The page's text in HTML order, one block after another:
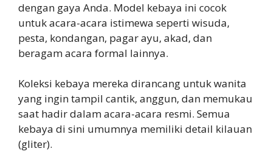
dengan gaya Anda. Model kebaya ini cocok
untuk acara-acara istimewa seperti wisuda,
pesta, kondangan, pagar ayu, akad, dan
beragam acara formal lainnya.
Koleksi kebaya mereka dirancang untuk wanita
yang ingin tampil cantik, anggun, dan memukau
saat hadir dalam acara-acara resmi. Semua
kebaya di sini umumnya memiliki detail kilauan
(gliter).